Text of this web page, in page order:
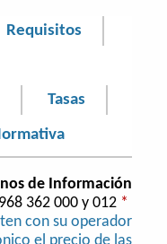
Requisitos
Tasas
de Información
968 362 000 y 012 *
con su operador
el precio de las